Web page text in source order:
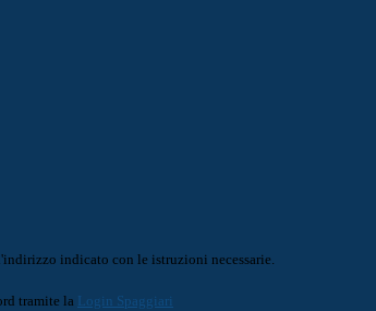
indicato con le istruzioni necessarie.
tramite la Login Spaggiari